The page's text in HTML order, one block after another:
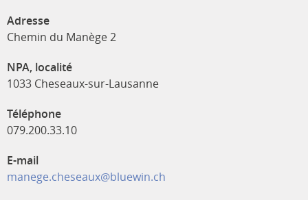
Adresse
Chemin du Manège 2
NPA, localité
1033 Cheseaux-sur-Lausanne
Téléphone
079.200.33.10
E-mail
manege.cheseaux@bluewin.ch